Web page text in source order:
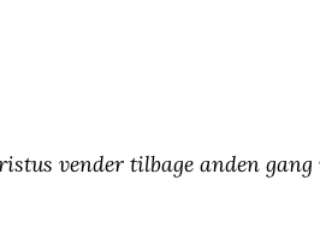
vender tilbage anden